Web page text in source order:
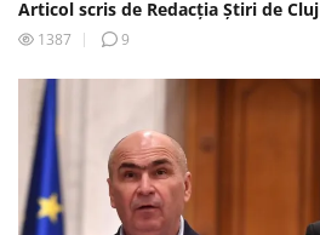
Articol scris de Redacția Știri de Cluj
1387
9